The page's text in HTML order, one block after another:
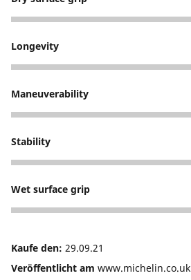
5
Longevity
5
Maneuverability
5
Stability
5
Wet surface grip
5
Kaufe den: 29.09.21
Veröffentlicht am www.michelin.co.uk